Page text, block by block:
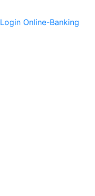
Login Online-Banking